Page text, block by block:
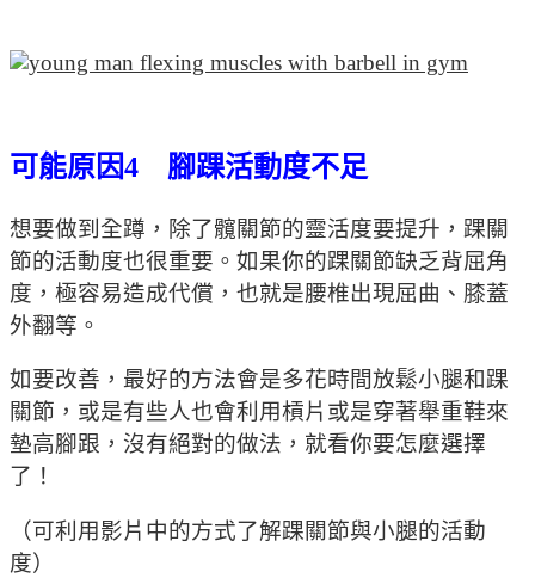
可能原因4 腳踝活動度不足
想要做到全蹲，除了髖關節的靈活度要提升，踝關
節的活動度也很重要。如果你的踝關節缺乏背屈角
度，極容易造成代償，也就是腰椎出現屈曲、膝蓋
外翻等。
如要改善，最好的方法會是多花時間放鬆小腿和踝
關節，或是有些人也會利用槓片或是穿著舉重鞋來
墊高腳跟，沒有絕對的做法，就看你要怎麼選擇
了！
（可利用影片中的方式了解踝關節與小腿的活動
度）